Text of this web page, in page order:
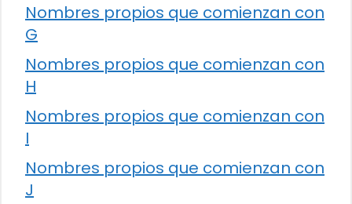
Nombres propios que comienzan con
G
Nombres propios que comienzan con
H
Nombres propios que comienzan con
I
Nombres propios que comienzan con
J